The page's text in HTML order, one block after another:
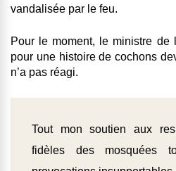
vandalisée par le feu.
Pour le moment, le ministre de
pour une histoire de cochons
n’a pas réagi.
Tout mon soutien aux
fidèles des mosquées